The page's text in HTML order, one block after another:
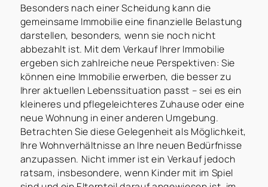
Besonders nach einer Scheidung kann die
gemeinsame Immobilie eine finanzielle Belastung
darstellen, besonders, wenn sie noch nicht
abbezahlt ist. Mit dem Verkauf Ihrer Immobilie
ergeben sich zahlreiche neue Perspektiven: Sie
können eine Immobilie erwerben, die besser zu
Ihrer aktuellen Lebenssituation passt – sei es ein
kleineres und pflegeleichteres Zuhause oder eine
neue Wohnung in einer anderen Umgebung.
Betrachten Sie diese Gelegenheit als Möglichkeit,
Ihre Wohnverhältnisse an Ihre neuen Bedürfnisse
anzupassen. Nicht immer ist ein Verkauf jedoch
ratsam, insbesondere, wenn Kinder mit im Spiel